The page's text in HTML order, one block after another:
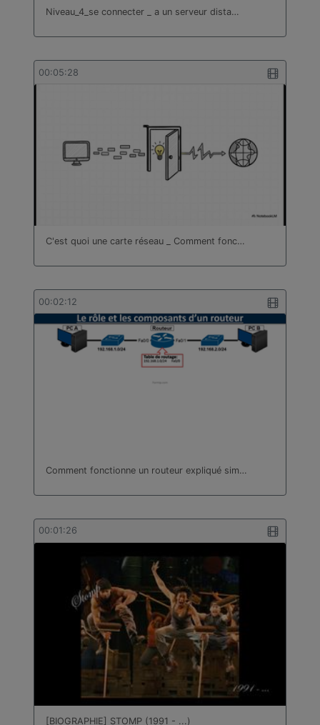
Niveau_4_se connecter _ a un serveur dista…
00:05:28
C'est quoi une carte réseau _ Comment fonc…
00:02:12
Comment fonctionne un routeur expliqué sim…
00:01:26
[BIOGRAPHIE] STOMP (1991 - ...)